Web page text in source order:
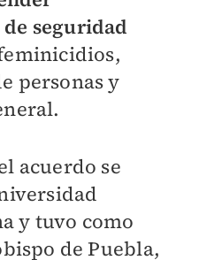
seguridad
personas y
acuerdo se
y tuvo como
de Puebla,